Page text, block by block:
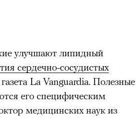
улучшают липидный
сердечно-сосудистых
La Vanguardia. Полезные
его специфическим
медицинских наук из